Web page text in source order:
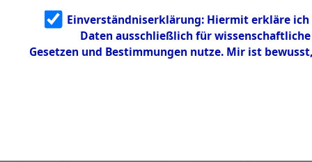
Identifizierun
g
5.3.3
Todesmärsch
Einverständniserklärung: Hiermit erkläre
Daten ausschließlich für
Gesetzen und Bestimmungen nutze. Mir ist